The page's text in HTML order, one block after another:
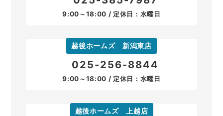
9:00～18:00 / 定休日：水曜日
越後ホームズ 新潟東店
025-256-8844
9:00～18:00 / 定休日：水曜日
越後ホームズ 上越店